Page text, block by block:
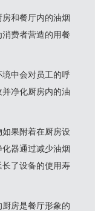
和餐厅内的油烟
费者营造的用餐
中会对员工的呼
净化厨房内的油
果附着在厨房设
器通过减少油烟
了设备的使用寿
房是餐厅形象的